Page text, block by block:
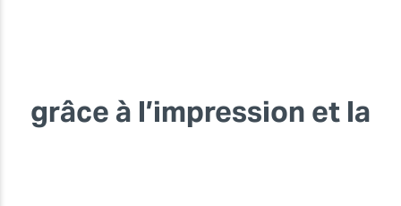
grâce à l’impression et la